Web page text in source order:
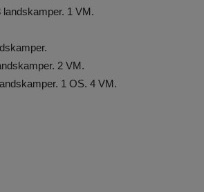
1 VM.
2 VM.
1 OS. 4 VM.